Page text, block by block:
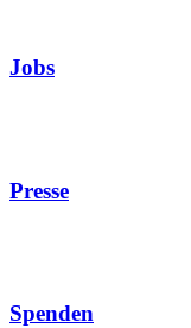
Jobs
Presse
Spenden